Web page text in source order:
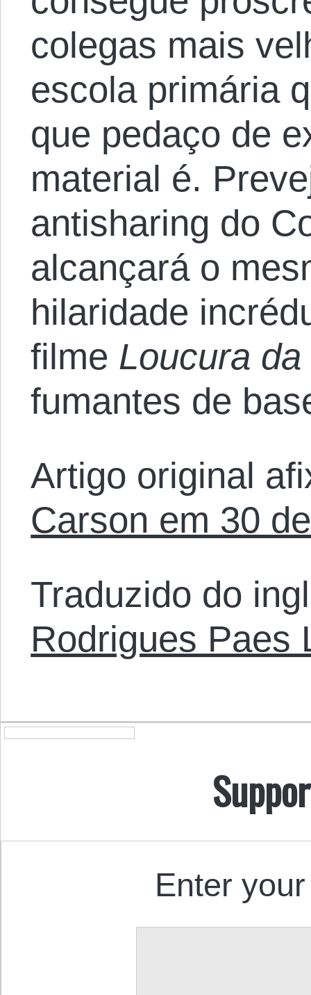
colegas mais
escola primária
que pedaço de
material é.
antisharing do
alcançará o
hilaridade
filme Loucura
fumantes de
Artigo original
Carson em 30
Traduzido do
Rodrigues Paes
Enter